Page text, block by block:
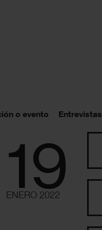
o evento Entrevistas
19
ENERO 2022